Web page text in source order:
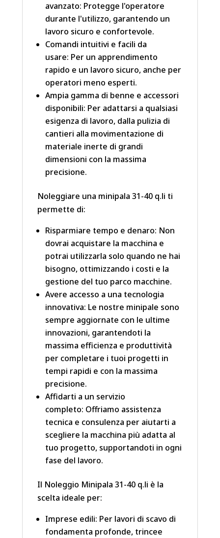
avanzato: Protegge l'operatore
durante l'utilizzo, garantendo un
lavoro sicuro e confortevole.
Comandi intuitivi e facili da
usare: Per un apprendimento
rapido e un lavoro sicuro, anche per
operatori meno esperti.
Ampia gamma di benne e accessori
disponibili: Per adattarsi a qualsiasi
esigenza di lavoro, dalla pulizia di
cantieri alla movimentazione di
materiale inerte di grandi
dimensioni con la massima
precisione.
Noleggiare una minipala 31-40 q.li ti
permette di:
Risparmiare tempo e denaro: Non
dovrai acquistare la macchina e
potrai utilizzarla solo quando ne hai
bisogno, ottimizzando i costi e la
gestione del tuo parco macchine.
Avere accesso a una tecnologia
innovativa: Le nostre minipale sono
sempre aggiornate con le ultime
innovazioni, garantendoti la
massima efficienza e produttività
per completare i tuoi progetti in
tempi rapidi e con la massima
precisione.
Affidarti a un servizio
completo: Offriamo assistenza
tecnica e consulenza per aiutarti a
scegliere la macchina più adatta al
tuo progetto, supportandoti in ogni
fase del lavoro.
Il Noleggio Minipala 31-40 q.li è la
scelta ideale per:
Imprese edili: Per lavori di scavo di
fondamenta profonde, trincee